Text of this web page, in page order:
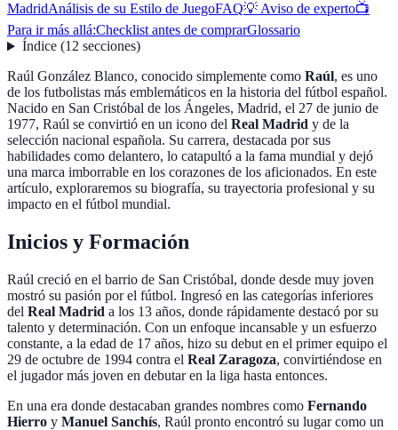
MadridAnálisis de su Estilo de JuegoFAQ💡 Aviso de experto📺
Para ir más allá:Checklist antes de comprarGlossario
Índice(12 secciones)
Raúl González Blanco, conocido simplemente como Raúl, es uno
de los futbolistas más emblemáticos en la historia del fútbol español.
Nacido en San Cristóbal de los Ángeles, Madrid, el 27 de junio de
1977, Raúl se convirtió en un icono del Real Madrid y de la
selección nacional española. Su carrera, destacada por sus
habilidades como delantero, lo catapultó a la fama mundial y dejó
una marca imborrable en los corazones de los aficionados. En este
artículo, exploraremos su biografía, su trayectoria profesional y su
impacto en el fútbol mundial.
Inicios y Formación
Raúl creció en el barrio de San Cristóbal, donde desde muy joven
mostró su pasión por el fútbol. Ingresó en las categorías inferiores
del Real Madrid a los 13 años, donde rápidamente destacó por su
talento y determinación. Con un enfoque incansable y un esfuerzo
constante, a la edad de 17 años, hizo su debut en el primer equipo el
29 de octubre de 1994 contra el Real Zaragoza, convirtiéndose en
el jugador más joven en debutar en la liga hasta entonces.
En una era donde destacaban grandes nombres como Fernando
Hierro y Manuel Sanchís, Raúl pronto encontró su lugar como un